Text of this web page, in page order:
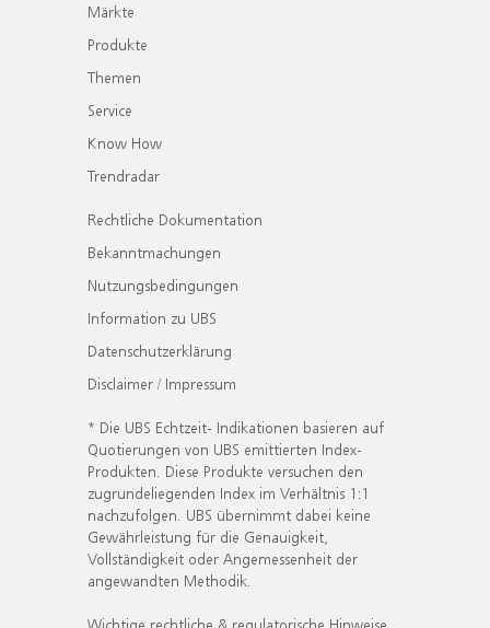
Märkte
Produkte
Themen
Service
Know How
Trendradar
Rechtliche Dokumentation
Bekanntmachungen
Nutzungsbedingungen
Information zu UBS
Datenschutzerklärung
Disclaimer / Impressum
* Die UBS Echtzeit- Indikationen basieren auf
Quotierungen von UBS emittierten Index-
Produkten. Diese Produkte versuchen den
zugrundeliegenden Index im Verhältnis 1:1
nachzufolgen. UBS übernimmt dabei keine
Gewährleistung für die Genauigkeit,
Vollständigkeit oder Angemessenheit der
angewandten Methodik.